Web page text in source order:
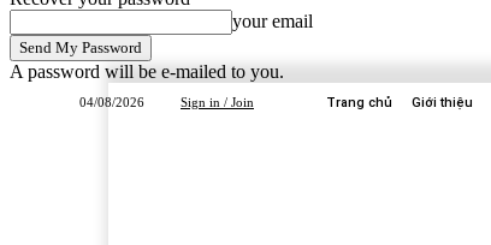
your email
A password will be e-mailed to you.
04/08/2026 Sign in / Join Trang chủ Giới thiệu